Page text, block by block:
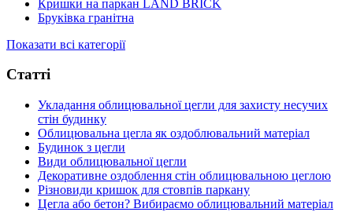
Кришки на паркан LAND BRICK
Бруківка гранітна
Показати всі категорії
Статті
Укладання облицювальної цегли для захисту несучих
стін будинку
Облицювальна цегла як оздоблювальний матеріал
Будинок з цегли
Види облицювальної цегли
Декоративне оздоблення стін облицювальною цеглою
Різновиди кришок для стовпів паркану
Цегла або бетон? Вибираємо облицювальний матеріал